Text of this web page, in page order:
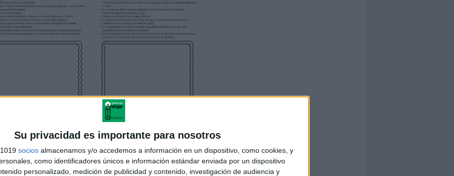
Su privacidad es importante para nosotros
socios almacenamos y/o accedemos a información en un dispositivo, como cookies, y
como identificadores únicos e información estándar enviada por un dispositivo
personalizado, medición de publicidad y contenido, investigación de audiencia y